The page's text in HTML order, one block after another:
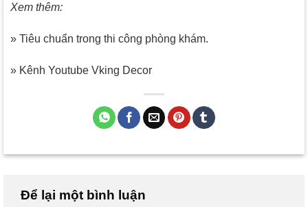
Xem thêm:
» Tiêu chuẩn trong thi công phòng khám.
» Kênh Youtube Vking Decor
Để lại một bình luận